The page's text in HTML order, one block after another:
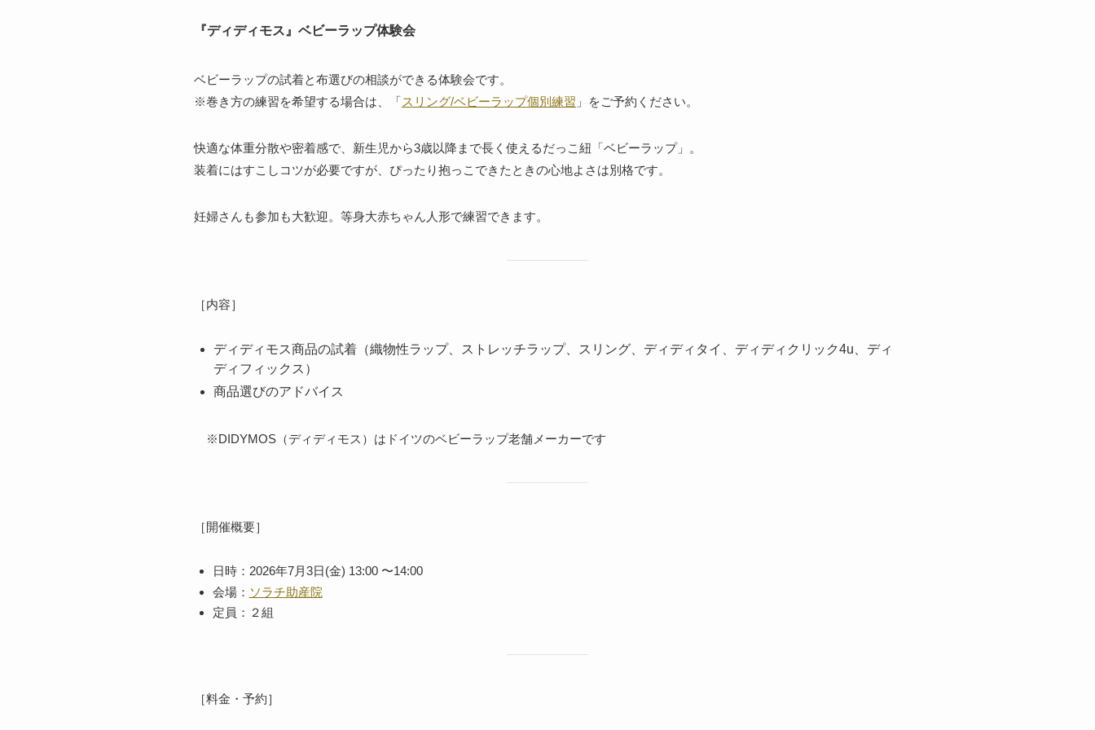
『ディディモス』ベビーラップ体験会
ベビーラップの試着と布選びの相談ができる体験会です。
※巻き方の練習を希望する場合は、「スリング/ベビーラップ個別練習 」をご予約ください。
快適な体重分散や密着感で、新生児から3歳以降まで長く使えるだっこ紐「ベビーラップ」。
装着にはすこしコツが必要ですが、ぴったり抱っこできたときの心地よさは別格です。
妊婦さんも参加も大歓迎。等身大赤ちゃん人形で練習できます。
［内容］
ディディモス商品の試着（織物性ラップ、ストレッチラップ、スリング、ディディタイ、ディディクリック4u、ディ
ディフィックス）
商品選びのアドバイス
※DIDYMOS（ディディモス）はドイツのベビーラップ老舗メーカーです
［開催概要］
日時：2026年7月3日(金) 13:00 〜14:00
会場： ソラチ助産院
定員：２組
［料金・予約］